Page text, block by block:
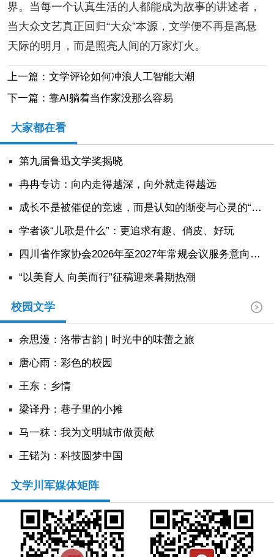
界。当每一个认真生活的人都能成为故事的讲述者，
当大众文艺真正回归“大众”本源，文学便不再是高悬
天际的明月，而是照亮人间的万家灯火。
上一篇：文学评论如何冲浪人工智能大潮
下一篇：靠AI躺着当作家没那么容易
大家都在看
第九届鲁迅文学奖揭晓
冉冉专访：向内走得越深，向外就走得越远
成长不是被催促的竞速，而是认知的渐变与心灵的“扩容”
学者谈“儿歌是什么”：更追求有趣、俏皮、好玩
四川省作家协会2026年至2027年常规会议服务意向公告
“以美育人 向美而行”征稿迎来暑期热潮
校园文学
余思漫：洛带古韵 | 时光中的味蕾之旅
唐心雨：彩色的校园
王东：乡情
​梁译丹：巷子里的小摊
马一秣：我为文明城市做贡献
王锘为：科技圆梦中国
文学川军媒体矩阵